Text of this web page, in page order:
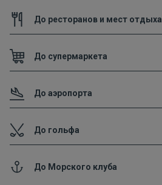
До ресторанов и мест отдыха
До супермаркета
До аэропорта
До гольфа
До Морского клуба